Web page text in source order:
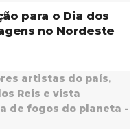
para o Dia dos
no Nordeste